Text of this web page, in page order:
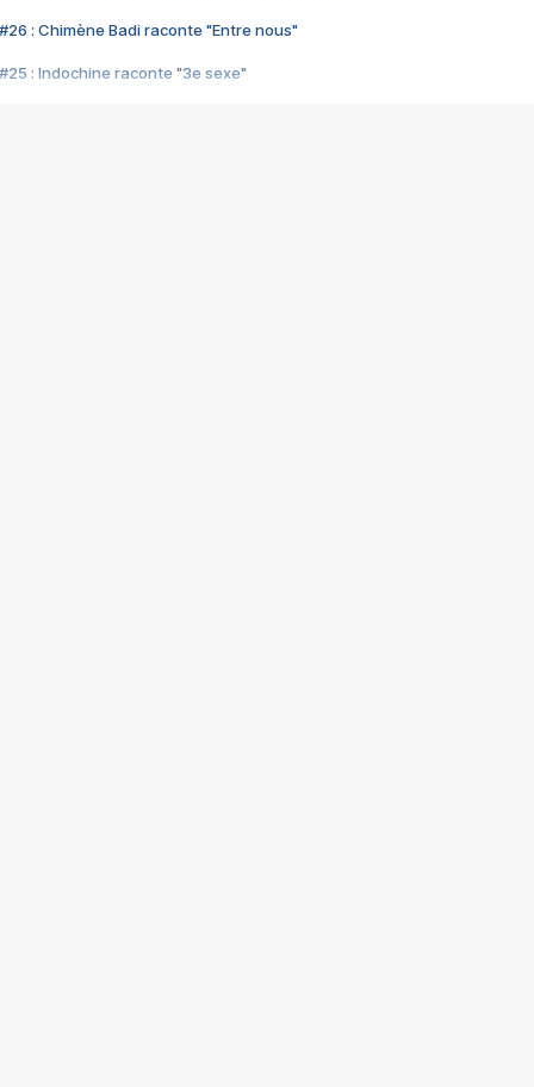
#26 : Chimène Badi raconte "Entre nous"
#25 : Indochine raconte "3e sexe"